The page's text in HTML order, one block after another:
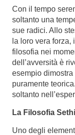
Con il tempo
soltanto una
sue radici. Allo
la loro vera
filosofia nei
dell’avversità è
esempio
puramente
soltanto
La Filosofia
Uno degli